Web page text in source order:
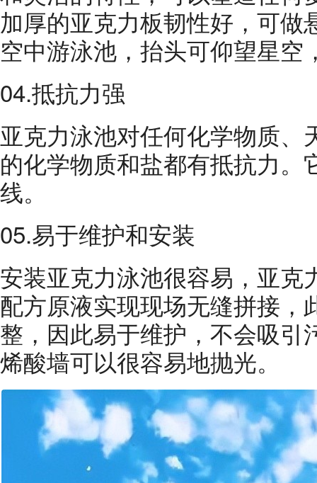
加厚的亚克力板韧性好，可做
空中游泳池，抬头可仰望星空
04.抵抗力强
亚克力泳池对任何化学物质、
的化学物质和盐都有抵抗力。
线。
05.易于维护和安装
安装亚克力泳池很容易，亚克
配方原液实现现场无缝拼接，
整，因此易于维护，不会吸引
烯酸墙可以很容易地抛光。